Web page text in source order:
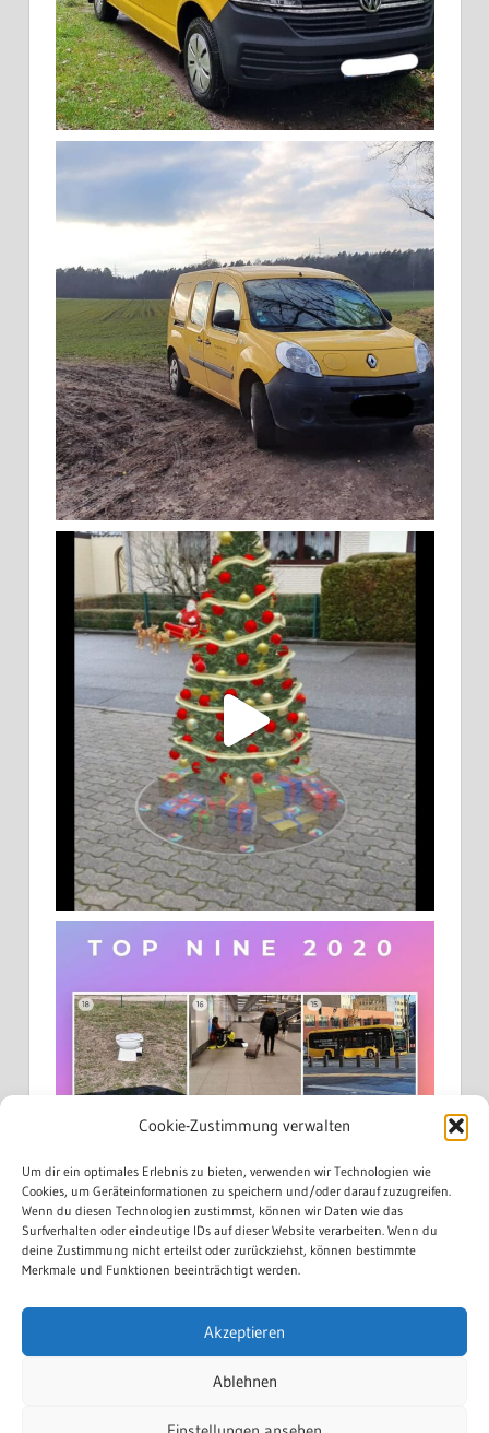
Cookie-Zustimmung verwalten
Um dir ein optimales Erlebnis zu bieten, verwenden wir Technologien wie
Cookies, um Geräteinformationen zu speichern und/oder darauf zuzugreifen.
Wenn du diesen Technologien zustimmst, können wir Daten wie das
Surfverhalten oder eindeutige IDs auf dieser Website verarbeiten. Wenn du
deine Zustimmung nicht erteilst oder zurückziehst, können bestimmte
Merkmale und Funktionen beeinträchtigt werden.
Akzeptieren
Ablehnen
Auf Instagram folgen